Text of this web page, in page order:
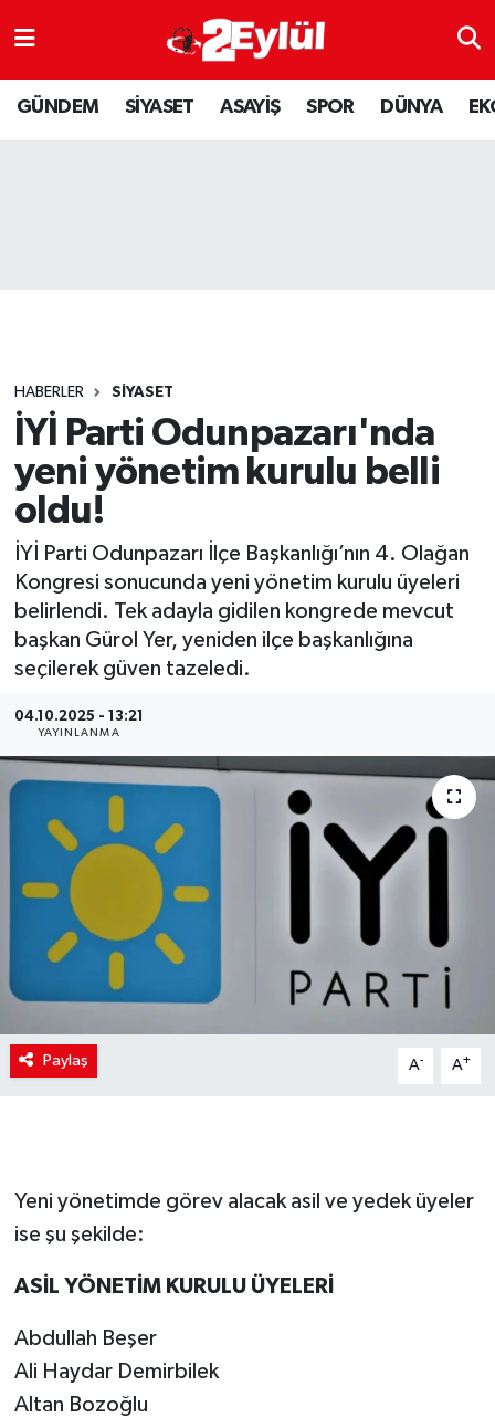
GÜNDEM SİYASET ASAYİŞ SPOR DÜNYA
HABERLER SİYASET
İYİ Parti Odunpazarı'nda
yeni yönetim kurulu belli
oldu!
İYİ Parti Odunpazarı İlçe Başkanlığı’nın 4. Olağan
Kongresi sonucunda yeni yönetim kurulu üyeleri
belirlendi. Tek adayla gidilen kongrede mevcut
başkan Gürol Yer, yeniden ilçe başkanlığına
seçilerek güven tazeledi.
04.10.2025 - 13:21
YAYINLANMA
Paylaş A- A+
Yeni yönetimde görev alacak asil ve yedek üyeler
ise şu şekilde:
​ASİL YÖNETİM KURULU ÜYELERİ
Abdullah Beşer
​Ali Haydar Demirbilek
​Altan Bozoğlu
ASAYİŞ
DÜNYA
SPOR
YAŞAM
Nöbetçi Eczaneler
Hava Durumu
Son Dakika Haberleri
Haber Arşivi